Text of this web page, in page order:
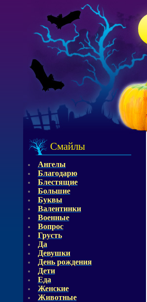
Смайлы
Ангелы
Благодарю
Блестящие
Большие
Буквы
Валентинки
Военные
Вопрос
Грусть
Да
Девушки
День рождения
Дети
Еда
Женские
Животные